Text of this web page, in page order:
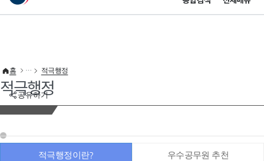
이 누리집은 대한민국 공식 전자정부 누리집입니다.
공유하기
홈 적극행정
적극행정
적극행정이란? 우수공무원 추천